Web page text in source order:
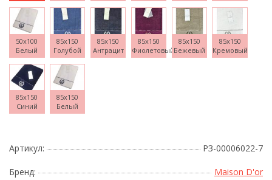
50x100
Белый
85x150
Голубой
85x150
Антрацит
85x150
Фиолетовый
85x150
Бежевый
85x150
Кремовый
85x150
Синий
85x150
Белый
Артикул: РЗ-00006022-7
Бренд: Maison D'or